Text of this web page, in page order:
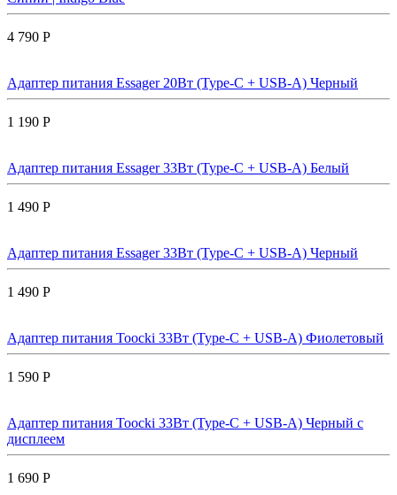
4 790 Р
Адаптер питания Essager 20Вт (Type-C + USB-A) Черный
1 190 Р
Адаптер питания Essager 33Вт (Type-C + USB-A) Белый
1 490 Р
Адаптер питания Essager 33Вт (Type-C + USB-A) Черный
1 490 Р
Адаптер питания Toocki 33Вт (Type-C + USB-A) Фиолетовый
1 590 Р
Адаптер питания Toocki 33Вт (Type-C + USB-A) Черный с
дисплеем
1 690 Р